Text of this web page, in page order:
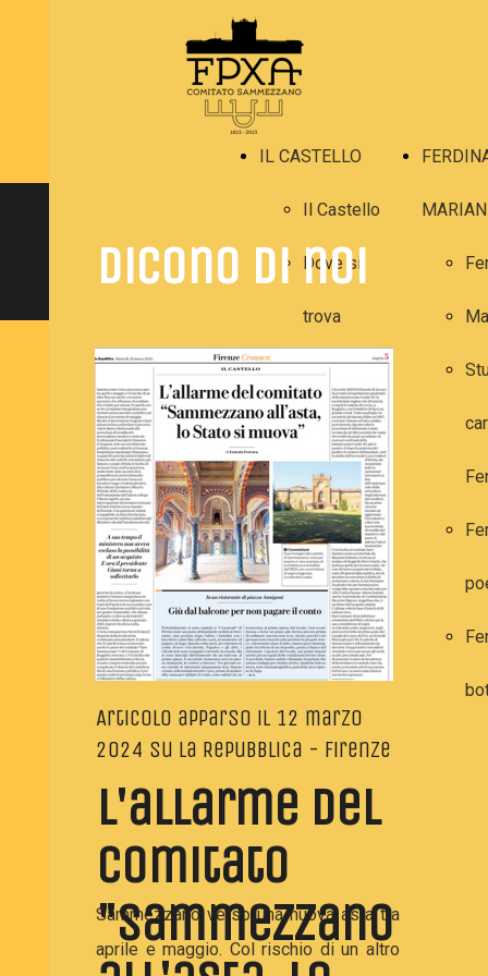
IL CASTELLO
Il Castello
Dove si
trova
La storia
Gli interni
Gli esterni
Il parco
Il
Sepolcreto
Dicono di noi
Articolo apparso il 12 marzo
2024 su La Repubblica - Firenze
L'allarme del
comitato
"Sammezzano
Sammezzano verso una nuova asta tra
aprile e maggio. Col rischio di un altro